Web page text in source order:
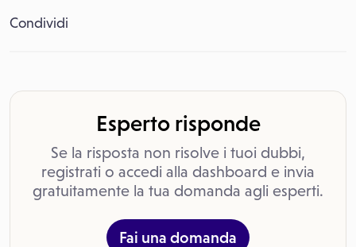
Condividi
Esperto risponde
Se la risposta non risolve i tuoi dubbi,
registrati o accedi alla dashboard e invia
gratuitamente la tua domanda agli esperti.
Fai una domanda